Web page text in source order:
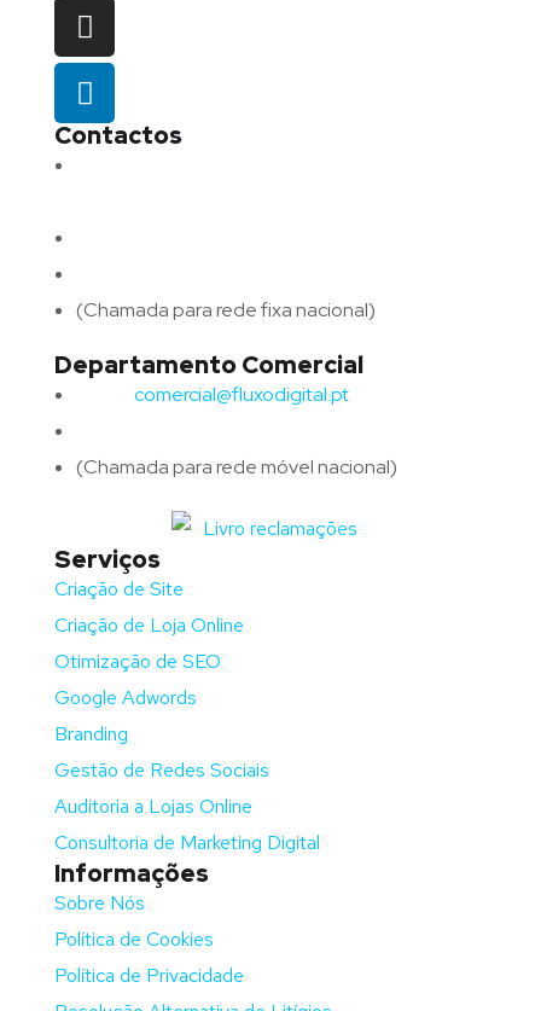
Contactos
(Chamada para rede fixa nacional)
Departamento Comercial
comercial@fluxodigital.pt
(Chamada para rede móvel nacional)
Serviços
Criação de Site
Criação de Loja Online
Otimização de SEO
Google Adwords
Branding
Gestão de Redes Sociais
Auditoria a Lojas Online
Consultoria de Marketing Digital
Informações
Sobre Nós
Política de Cookies
Política de Privacidade